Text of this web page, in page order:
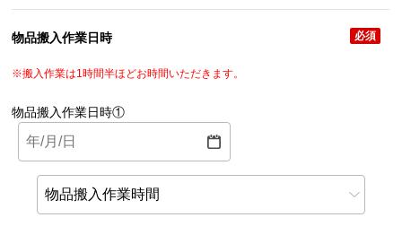
物品搬入作業日時 必須
※搬入作業は1時間半ほどお時間いただきます。
物品搬入作業日時①